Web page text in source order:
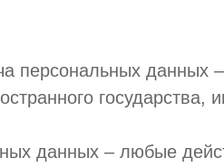
персональных данных
данных – любые